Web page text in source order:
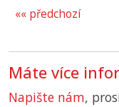
«« předchozí
Máte více
Napište nám,